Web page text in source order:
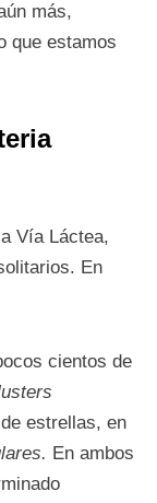
más,
que estamos
Vía Láctea,
En
cientos de
estrellas, en
En ambos